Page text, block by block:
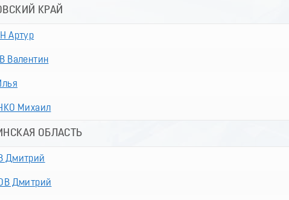
КРАЙ
Артур
Валентин
Михаил
ОБЛАСТЬ
Дмитрий
Дмитрий